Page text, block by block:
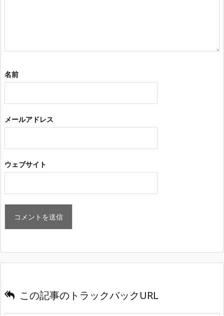
名前
メールアドレス
ウェブサイト
この記事のトラックバックURL